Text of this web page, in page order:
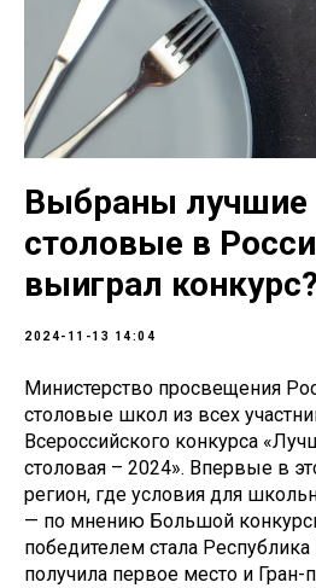
Выбраны
столовые в
выиграл конкурс?
2024-11-13 14:04
Министерство просвещения
столовые школ из всех
Всероссийского конкурса
столовая – 2024». Впервые в
регион, где условия для
— по мнению Большой
победителем стала
получила первое место и